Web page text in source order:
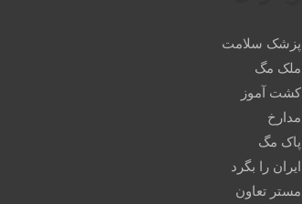
پزشک سلامت
ملک مگ
کشت آموز
مدارخ
پاک مگ
ایران را بگرد
مستر تعاون